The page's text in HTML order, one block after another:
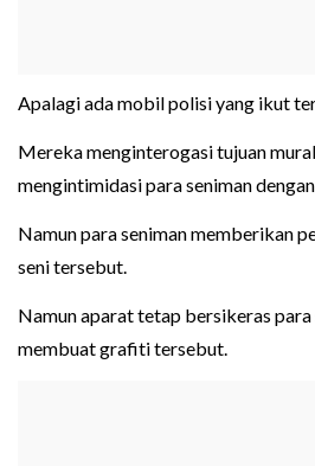
Apalagi ada mobil polisi yang ikut
Mereka menginterogasi tujuan
mengintimidasi para seniman
Namun para seniman memberikan
seni tersebut.
Namun aparat tetap bersikeras
membuat grafiti tersebut.